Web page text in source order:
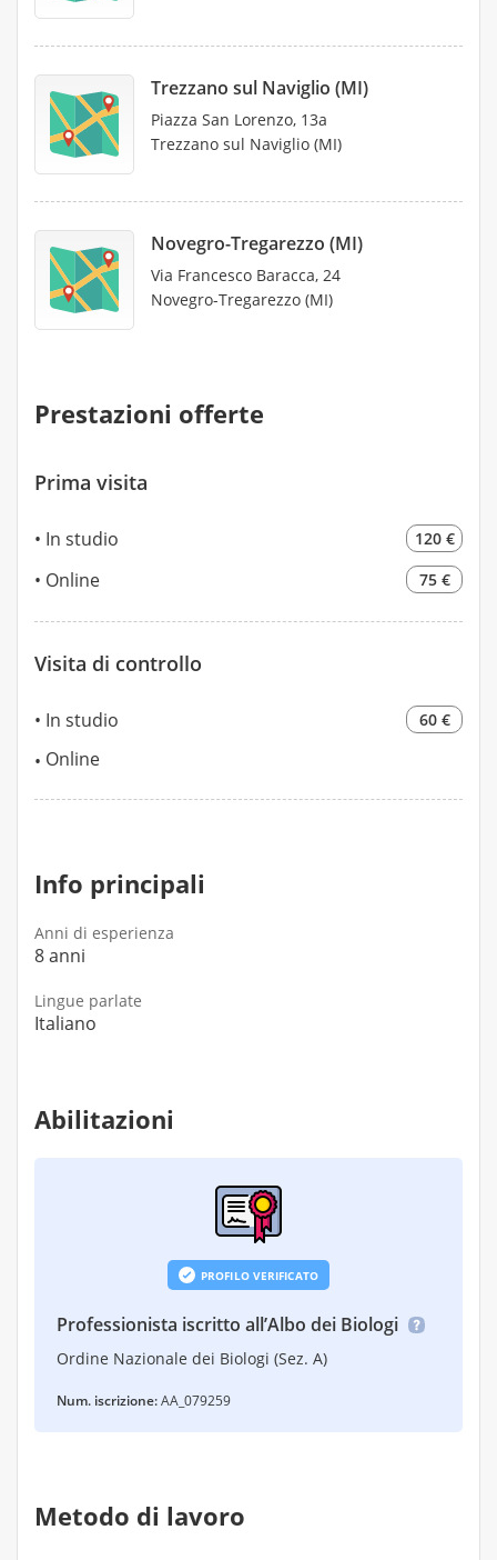
Trezzano sul Naviglio (MI)
Piazza San Lorenzo, 13a
Trezzano sul Naviglio (MI)
Novegro-Tregarezzo (MI)
Via Francesco Baracca, 24
Novegro-Tregarezzo (MI)
Prestazioni offerte
Prima visita
In studio 120 €
Online 75 €
Visita di controllo
In studio 60 €
Online
Info principali
Anni di esperienza
8 anni
Lingue parlate
Italiano
Abilitazioni
PROFILO VERIFICATO
Professionista iscritto all’Albo dei Biologi
Ordine Nazionale dei Biologi (Sez. A)
Num. iscrizione:AA_079259
Metodo di lavoro